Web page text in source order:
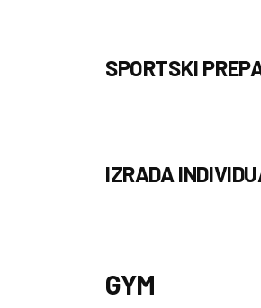
SPORTSKI
IZRADA
GYM